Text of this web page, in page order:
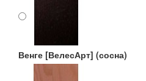
Венге [ВелесАрт] (сосна)